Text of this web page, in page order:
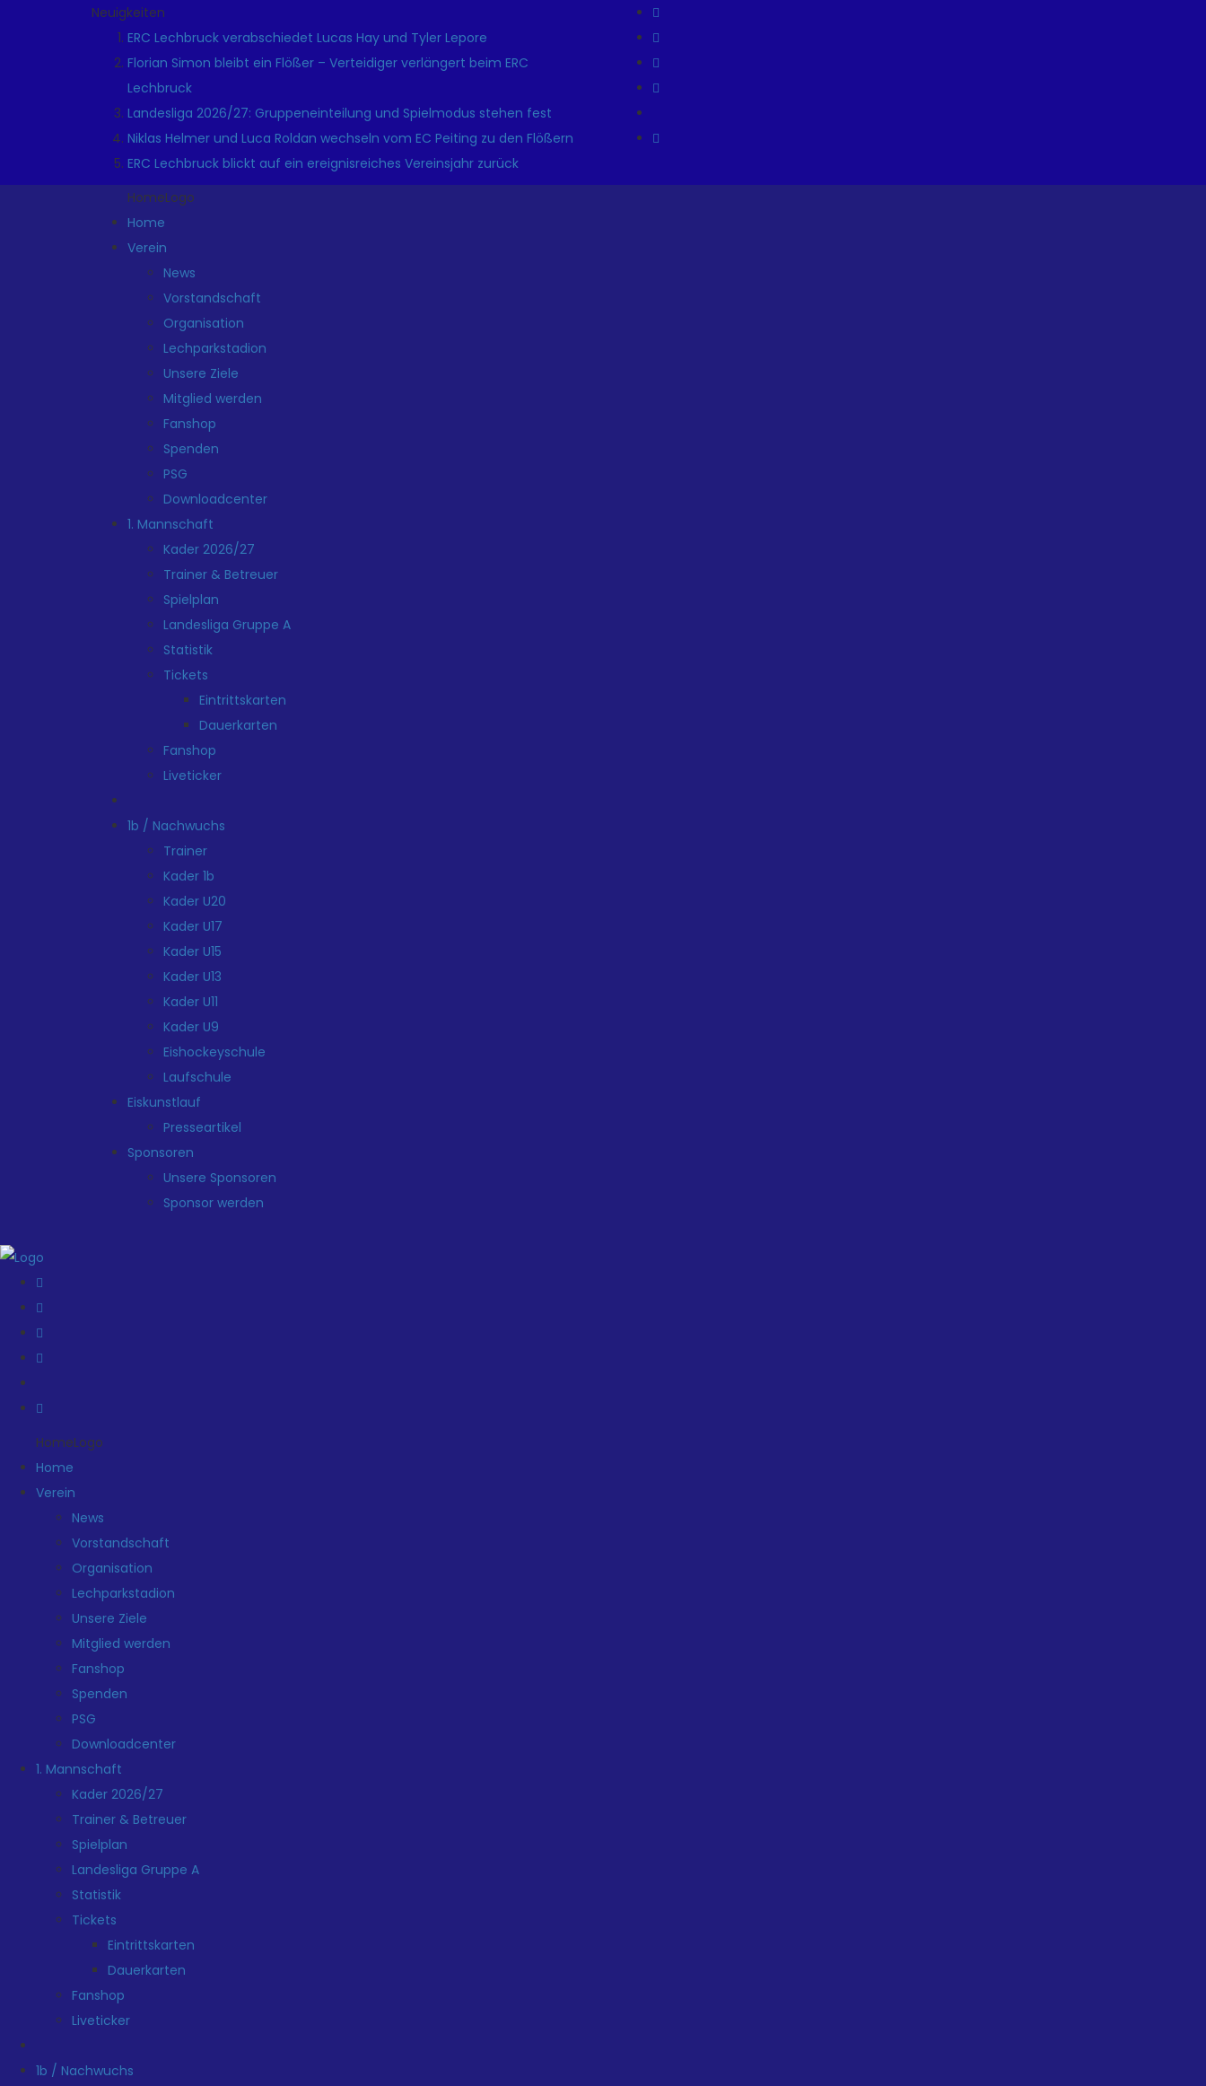
Neuigkeiten
ERC Lechbruck verabschiedet Lucas Hay und Tyler Lepore
Florian Simon bleibt ein Flößer – Verteidiger verlängert beim ERC
Lechbruck
Landesliga 2026/27: Gruppeneinteilung und Spielmodus stehen fest
Niklas Helmer und Luca Roldan wechseln vom EC Peiting zu den Flößern
ERC Lechbruck blickt auf ein ereignisreiches Vereinsjahr zurück
HomeLogo
Home
Verein
News
Vorstandschaft
Organisation
Lechparkstadion
Unsere Ziele
Mitglied werden
Fanshop
Spenden
PSG
Downloadcenter
1. Mannschaft
Kader 2026/27
Trainer & Betreuer
Spielplan
Landesliga Gruppe A
Statistik
Tickets
Eintrittskarten
Dauerkarten
Fanshop
Liveticker
1b / Nachwuchs
Trainer
Kader 1b
Kader U20
Kader U17
Kader U15
Kader U13
Kader U11
Kader U9
Eishockeyschule
Laufschule
Eiskunstlauf
Presseartikel
Sponsoren
Unsere Sponsoren
Sponsor werden
HomeLogo
Home
Verein
News
Vorstandschaft
Organisation
Lechparkstadion
Unsere Ziele
Mitglied werden
Fanshop
Spenden
PSG
Downloadcenter
1. Mannschaft
Kader 2026/27
Trainer & Betreuer
Spielplan
Landesliga Gruppe A
Statistik
Tickets
Eintrittskarten
Dauerkarten
Fanshop
Liveticker
1b / Nachwuchs